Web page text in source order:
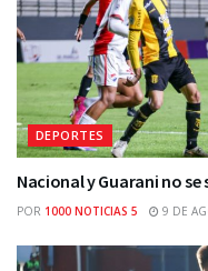
DEPORTES
Nacional y Guarani no
POR 1000 NOTICIAS 5 9 DE